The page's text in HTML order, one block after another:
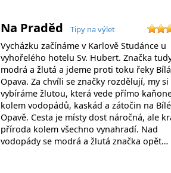
Na Praděd Tipy na výlet
Vycházku začínáme v Karlově Studánce u
vyhořelého hotelu Sv. Hubert. Značka
modrá a žlutá a jdeme proti toku řeky Bílá
Opava. Za chvíli se značky rozdělují, my si
vybíráme žlutou, která vede přímo
kolem vodopádů, kaskád a zátočin na Bílé
Opavě. Cesta je místy dost náročná, ale
příroda kolem všechno vynahradí. Nad
vodopády se modrá a žlutá značka opět…